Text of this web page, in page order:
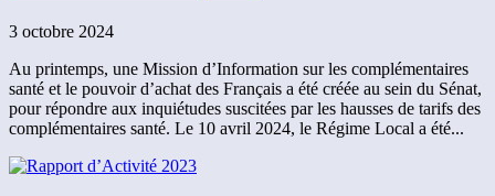
3 octobre 2024
Au printemps, une Mission d’Information sur les complémentaires
santé et le pouvoir d’achat des Français a été créée au sein du Sénat,
pour répondre aux inquiétudes suscitées par les hausses de tarifs des
complémentaires santé. Le 10 avril 2024, le Régime Local a été...